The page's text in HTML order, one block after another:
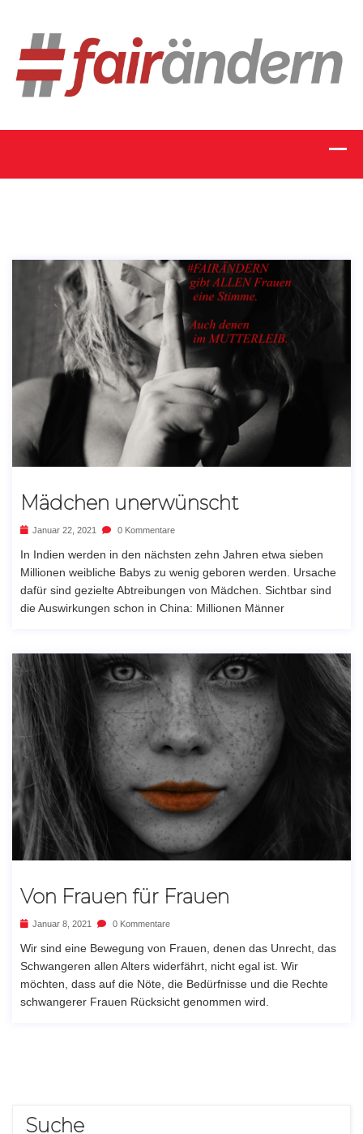
Mädchen unerwünscht
Januar 22, 2021 0 Kommentare
In Indien werden in den nächsten zehn Jahren etwa sieben
Millionen weibliche Babys zu wenig geboren werden. Ursache
dafür sind gezielte Abtreibungen von Mädchen. Sichtbar sind
die Auswirkungen schon in China: Millionen Männer
Von Frauen für Frauen
Januar 8, 2021 0 Kommentare
Wir sind eine Bewegung von Frauen, denen das Unrecht, das
Schwangeren allen Alters widerfährt, nicht egal ist. Wir
möchten, dass auf die Nöte, die Bedürfnisse und die Rechte
schwangerer Frauen Rücksicht genommen wird.
Suche